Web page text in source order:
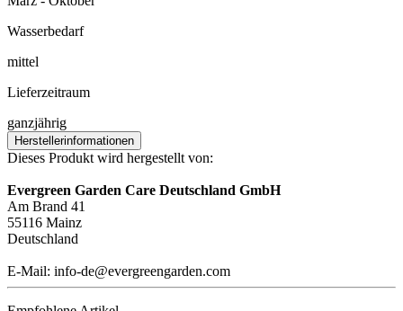
Wasserbedarf
mittel
Lieferzeitraum
ganzjährig
Herstellerinformationen
Dieses Produkt wird hergestellt von:
Evergreen Garden Care Deutschland GmbH
Am Brand 41
55116 Mainz
Deutschland
E-Mail: info-de@evergreengarden.com